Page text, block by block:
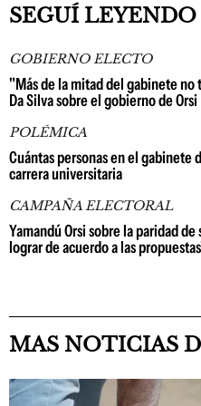
SEGUÍ LEYENDO
GOBIERNO ELECTO
"Más de la mitad del gabinete
Da Silva sobre el gobierno de Orsi
POLÉMICA
Cuántas personas en el gabinete
carrera universitaria
CAMPAÑA ELECTORAL
Yamandú Orsi sobre la paridad
lograr de acuerdo a las
MAS NOTICIAS